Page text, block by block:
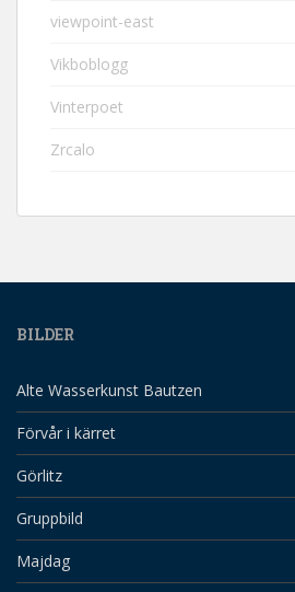
viewpoint-east
Vikboblogg
Vinterpoet
Zrcalo
BILDER
Alte Wasserkunst Bautzen
Förvår i kärret
Görlitz
Gruppbild
Majdag